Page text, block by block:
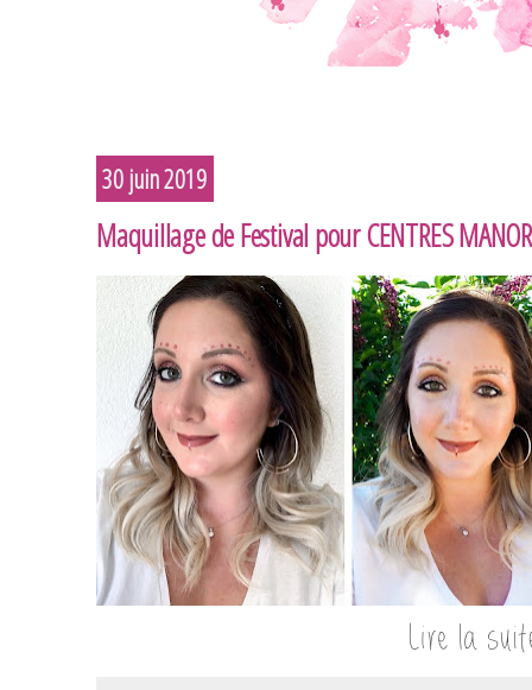
30 juin 2019
Maquillage de Festival pour CENTRES MANOR